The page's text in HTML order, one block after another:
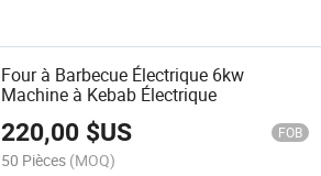
Four à Barbecue Électrique 6kw
Machine à Kebab Électrique
220,00 $US FOB
50 Pièces (MOQ)